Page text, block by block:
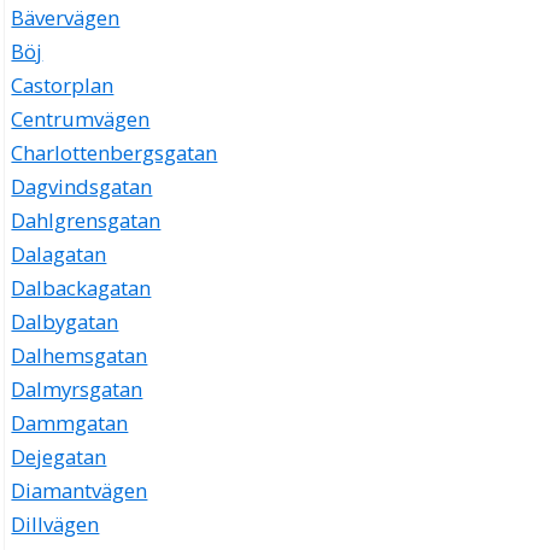
Bävervägen
Böj
Castorplan
Centrumvägen
Charlottenbergsgatan
Dagvindsgatan
Dahlgrensgatan
Dalagatan
Dalbackagatan
Dalbygatan
Dalhemsgatan
Dalmyrsgatan
Dammgatan
Dejegatan
Diamantvägen
Dillvägen